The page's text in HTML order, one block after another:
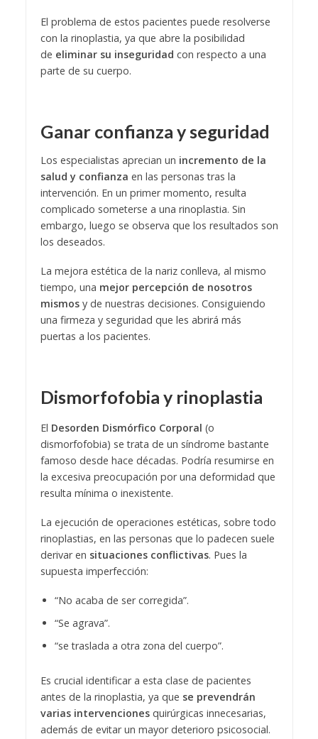
El problema de estos pacientes puede resolverse
con la rinoplastia, ya que abre la posibilidad
de eliminar su inseguridad con respecto a una
parte de su cuerpo.
Ganar confianza y seguridad
Los especialistas aprecian un incremento de la
salud y confianza en las personas tras la
intervención. En un primer momento, resulta
complicado someterse a una rinoplastia. Sin
embargo, luego se observa que los resultados son
los deseados.
La mejora estética de la nariz conlleva, al mismo
tiempo, una mejor percepción de nosotros
mismosy de nuestras decisiones. Consiguiendo
una firmeza y seguridad que les abrirá más
puertas a los pacientes.
Dismorfofobia y rinoplastia
El Desorden Dismórfico Corporal (o
dismorfofobia) se trata de un síndrome bastante
famoso desde hace décadas. Podría resumirse en
la excesiva preocupación por una deformidad que
resulta mínima o inexistente.
La ejecución de operaciones estéticas, sobre todo
rinoplastias, en las personas que lo padecen suele
derivar en situaciones conflictivas. Pues la
supuesta imperfección:
“No acaba de ser corregida”.
“Se agrava”.
“se traslada a otra zona del cuerpo”.
Es crucial identificar a esta clase de pacientes
antes de la rinoplastia, ya que se prevendrán
varias intervencionesquirúrgicas innecesarias,
además de evitar un mayor deterioro psicosocial.